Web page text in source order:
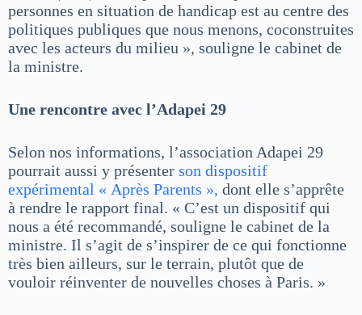
personnes en situation de handicap est au centre des
politiques publiques que nous menons, coconstruites
avec les acteurs du milieu », souligne le cabinet de
la ministre.
Une rencontre avec l’Adapei 29
Selon nos informations, l’association Adapei 29
pourrait aussi y présenter son dispositif
expérimental « Après Parents », dont elle s’apprête
à rendre le rapport final. « C’est un dispositif qui
nous a été recommandé, souligne le cabinet de la
ministre. Il s’agit de s’inspirer de ce qui fonctionne
très bien ailleurs, sur le terrain, plutôt que de
vouloir réinventer de nouvelles choses à Paris. »